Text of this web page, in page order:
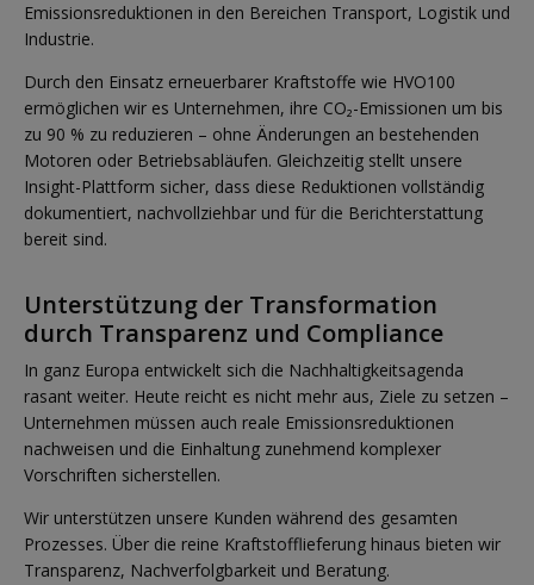
Emissionsreduktionen in den Bereichen Transport, Logistik und
Industrie.
Durch den Einsatz erneuerbarer Kraftstoffe wie HVO100
ermöglichen wir es Unternehmen, ihre CO₂-Emissionen um bis
zu 90 % zu reduzieren – ohne Änderungen an bestehenden
Motoren oder Betriebsabläufen. Gleichzeitig stellt unsere
Insight-Plattform sicher, dass diese Reduktionen vollständig
dokumentiert, nachvollziehbar und für die Berichterstattung
bereit sind.
Unterstützung der Transformation
durch Transparenz und Compliance
In ganz Europa entwickelt sich die Nachhaltigkeitsagenda
rasant weiter. Heute reicht es nicht mehr aus, Ziele zu setzen –
Unternehmen müssen auch reale Emissionsreduktionen
nachweisen und die Einhaltung zunehmend komplexer
Vorschriften sicherstellen.
Wir unterstützen unsere Kunden während des gesamten
Prozesses. Über die reine Kraftstofflieferung hinaus bieten wir
Transparenz, Nachverfolgbarkeit und Beratung.